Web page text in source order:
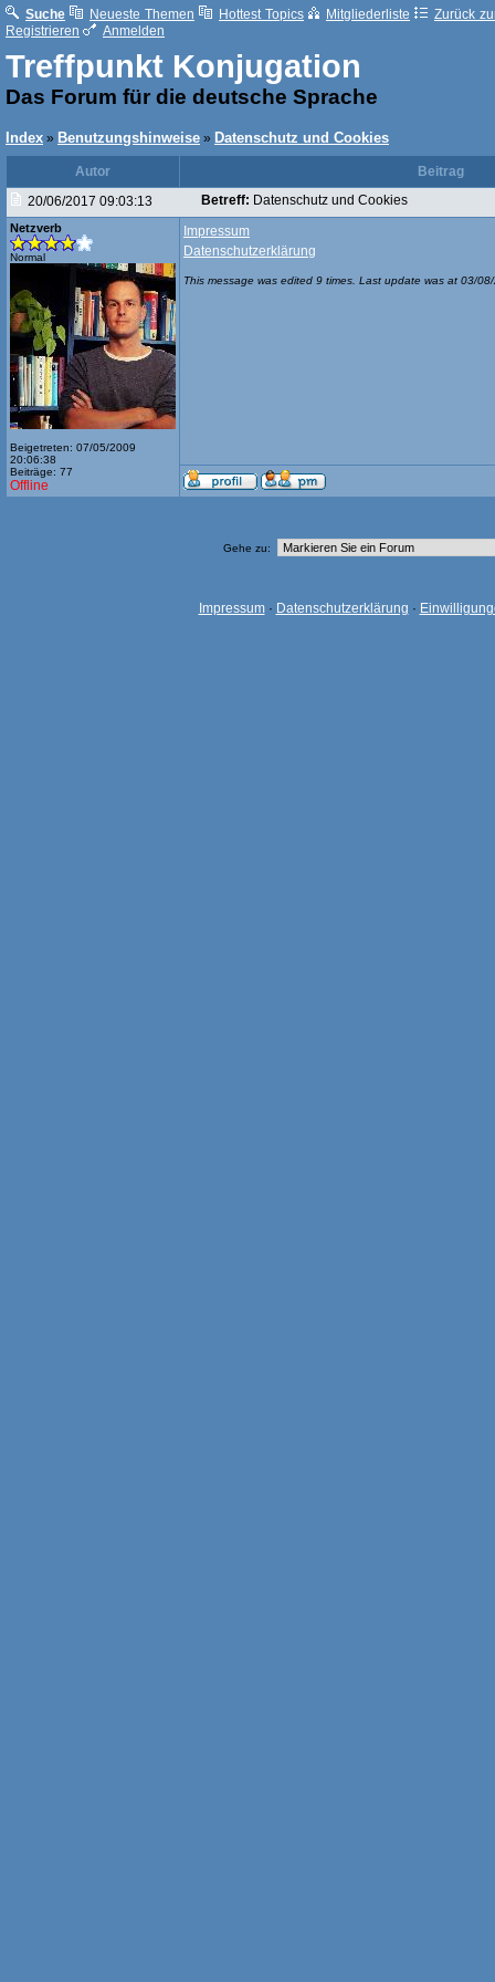
Suche Neueste Themen Hottest Topics Mitgliederliste
Zurück
Registrieren
Anmelden
Treffpunkt Konjugation
Das Forum für die deutsche Sprache
Index » Benutzungshinweise » Datenschutz und Cookies
Autor
Beitrag
20/06/2017 09:03:13
Betreff: Datenschutz und Cookies
Netzverb
Normal
Beigetreten: 07/05/2009
20:06:38
Beiträge: 77
Offline
Impressum
Datenschutzerklärung
This message was edited 9 times. Last update was at 03/
Gehe zu:
Impressum· Datenschutzerklärung ·